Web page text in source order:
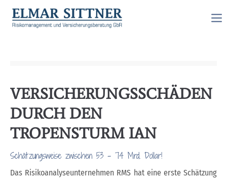
VERSICHERUNGSSCHÄDEN
DURCH DEN
TROPENSTURM IAN
Schätzungsweise zwischen 53 - 74 Mrd. Dollar!
Das Risikoanalyseunternehmen RMS hat eine erste Schätzung